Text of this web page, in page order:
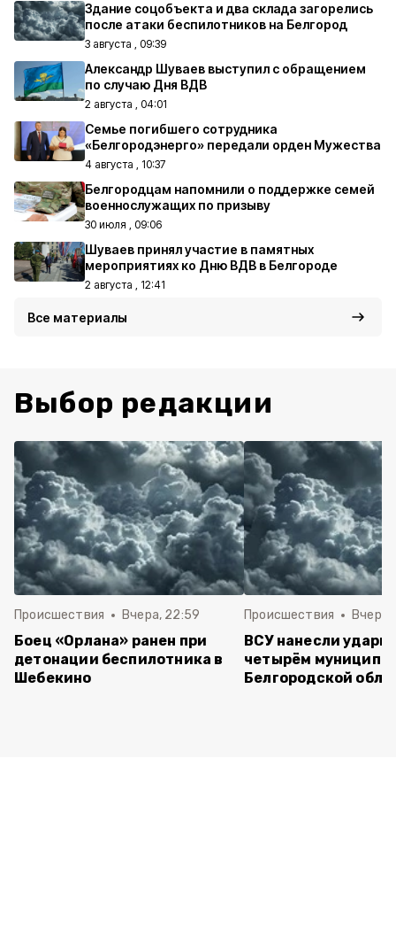
Здание соцобъекта и два склада загорелись
после атаки беспилотников на Белгород
3 августа , 09:39
Александр Шуваев выступил с обращением
по случаю Дня ВДВ
2 августа , 04:01
Семье погибшего сотрудника
«Белгородэнерго» передали орден Мужества
4 августа , 10:37
Белгородцам напомнили о поддержке семей
военнослужащих по призыву
30 июля , 09:06
Шуваев принял участие в памятных
мероприятиях ко Дню ВДВ в Белгороде
2 августа , 12:41
Все материалы
Выбор редакции
Происшествия Вчера, 22:59
Боец «Орлана» ранен при
детонации беспилотника в
Шебекино
Происшествия Вчера,
ВСУ нанесли удары
четырём
Белгородской